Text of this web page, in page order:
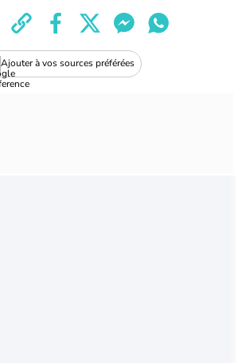
Ajouter à vos sources préférées